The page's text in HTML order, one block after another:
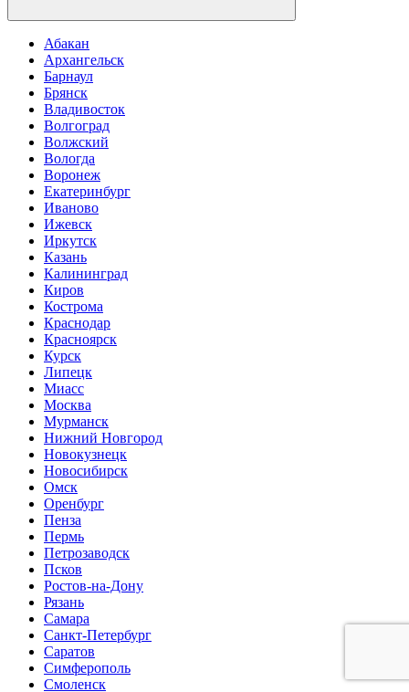
Абакан
Архангельск
Барнаул
Брянск
Владивосток
Волгоград
Волжский
Вологда
Воронеж
Екатеринбург
Иваново
Ижевск
Иркутск
Казань
Калининград
Киров
Кострома
Краснодар
Красноярск
Курск
Липецк
Миасс
Москва
Мурманск
Нижний Новгород
Новокузнецк
Новосибирск
Омск
Оренбург
Пенза
Пермь
Петрозаводск
Псков
Ростов-на-Дону
Рязань
Самара
Санкт-Петербург
Саратов
Симферополь
Смоленск